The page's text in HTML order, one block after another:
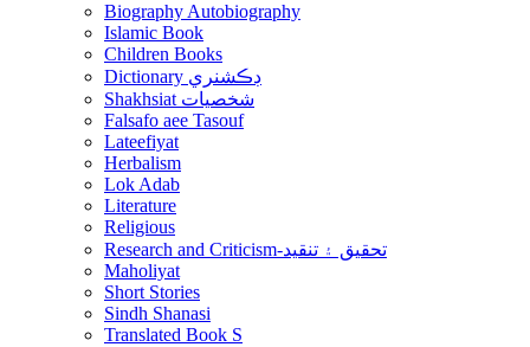
Biography Autobiography
Islamic Book
Children Books
Dictionary ڊڪشنري
Shakhsiat شخصيات
Falsafo aee Tasouf
Lateefiyat
Herbalism
Lok Adab
Literature
Religious
Research and Criticism-تحقيق ۽ تنقيد
Maholiyat
Short Stories
Sindh Shanasi
Translated Book S